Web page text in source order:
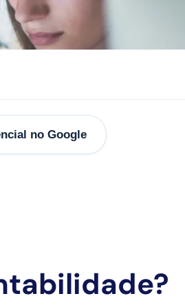
no Google